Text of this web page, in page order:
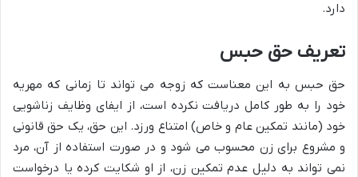
دارد.
تعریف حق حبس
حق حبس به این معناست که زوجه می تواند تا زمانی که مهریه
خود را به طور کامل دریافت نکرده است، از ایفای وظایف زناشویی
خود (مانند تمکین عام و خاص) امتناع ورزد. این حق، یک حق قانونی
و مشروع برای زن محسوب می شود و در صورت استفاده از آن، مرد
نمی تواند به دلیل عدم تمکین زن، از او شکایت کرده یا درخواست